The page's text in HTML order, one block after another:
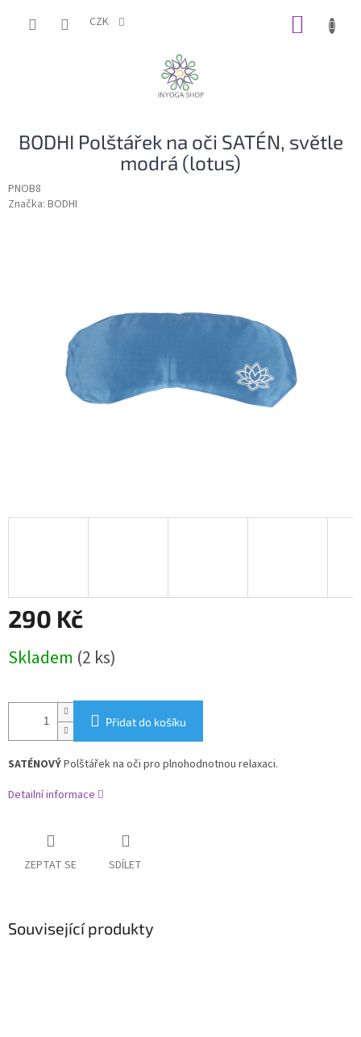
CZK
BODHI Polštářek na oči SATÉN, světle
modrá (lotus)
PNOB8
Značka: BODHI
290 Kč
cena:
Skladem (2 ks)
Přidat do košíku
SATÉNOVÝPolštářek na oči pro plnohodnotnou relaxaci.
Detailní informace
ZEPTAT SE SDÍLET
Související produkty